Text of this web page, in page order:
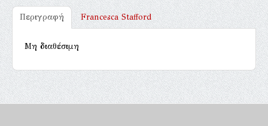
Περιγραφή Francesca Stafford
Μη διαθέσιμη